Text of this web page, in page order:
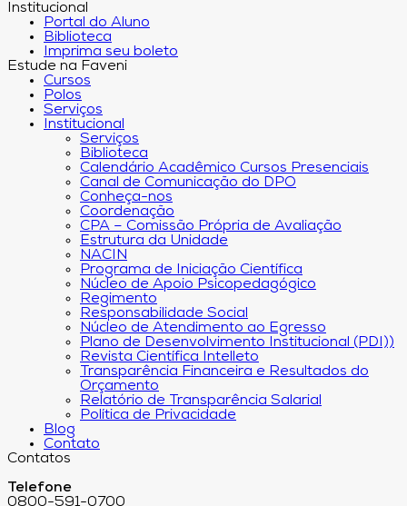
Institucional
Portal do Aluno
Biblioteca
Imprima seu boleto
Estude na Faveni
Cursos
Polos
Serviços
Institucional
Serviços
Biblioteca
Calendário Acadêmico Cursos Presenciais
Canal de Comunicação do DPO
Conheça-nos
Coordenação
CPA – Comissão Própria de Avaliação
Estrutura da Unidade
NACIN
Programa de Iniciação Científica
Núcleo de Apoio Psicopedagógico
Regimento
Responsabilidade Social
Núcleo de Atendimento ao Egresso
Plano de Desenvolvimento Institucional (PDI))
Revista Científica Intelleto
Transparência Financeira e Resultados do
Orçamento
Relatório de Transparência Salarial
Política de Privacidade
Blog
Contato
Contatos
Telefone
0800-591-0700